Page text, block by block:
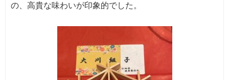
の、高貴な味わいが印象的でした。